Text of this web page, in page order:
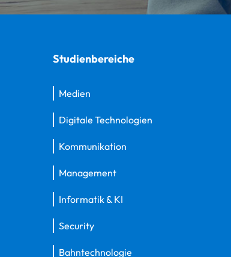
Studienbereiche
Medien
Digitale Technologien
Kommunikation
Management
Informatik & KI
Security
Bahntechnologie